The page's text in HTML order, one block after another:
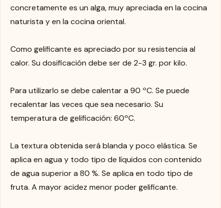
concretamente es un alga, muy apreciada en la cocina
naturista y en la cocina oriental.
Como gelificante es apreciado por su resistencia al
calor. Su dosificación debe ser de 2-3 gr. por kilo.
Para utilizarlo se debe calentar a 90 ºC. Se puede
recalentar las veces que sea necesario. Su
temperatura de gelificación: 60ºC.
La textura obtenida será blanda y poco elástica. Se
aplica en agua y todo tipo de líquidos con contenido
de agua superior a 80 %. Se aplica en todo tipo de
fruta. A mayor acidez menor poder gelificante.